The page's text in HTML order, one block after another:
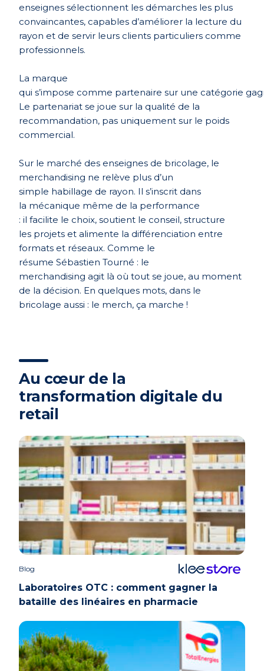
enseignes sélectionnent les démarches les plus
convaincantes, capables d’améliorer la lecture du
rayon et de servir leurs clients particuliers comme
professionnels.
La marque
qui s’impose comme partenaire sur une catégorie
Le partenariat se joue sur la qualité de la
recommandation, pas uniquement sur le poids
commercial.
Sur le marché des enseignes de bricolage, le
merchandising ne relève plus d’un
simple habillage de rayon. Il s’inscrit dans
la mécanique même de la performance
: il facilite le choix, soutient le conseil, structure
les projets et alimente la différenciation entre
formats et réseaux. Comme le
résume Sébastien Tourné : le
merchandising agit là où tout se joue, au moment
de la décision. En quelques mots, dans le
bricolage aussi : le merch, ça marche !
Au cœur de la
transformation digitale du
retail
Blog
Laboratoires OTC : comment gagner la
bataille des linéaires en pharmacie